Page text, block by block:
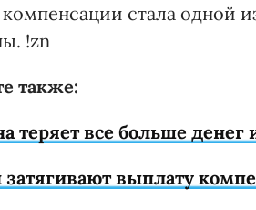
стала одной
!zn
также:
теряет все больше
затягивают выплату